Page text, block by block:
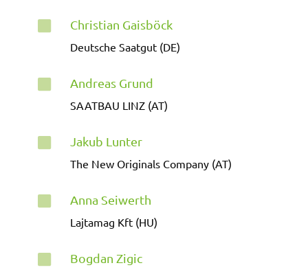
Christian Gaisböck
Deutsche Saatgut (DE)
Andreas Grund
SAATBAU LINZ (AT)
Jakub Lunter
The New Originals Company (AT)
Anna Seiwerth
Lajtamag Kft (HU)
Bogdan Zigic